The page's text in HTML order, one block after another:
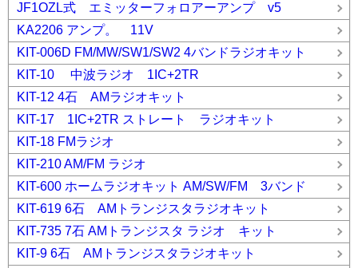
JF1OZL式 エミッターフォロアーアンプ v5
KA2206 アンプ。 11V
KIT-006D FM/MW/SW1/SW2 4バンドラジオキット
KIT-10 中波ラジオ 1IC+2TR
KIT-12 4石 AMラジオキット
KIT-17 1IC+2TR ストレート ラジオキット
KIT-18 FMラジオ
KIT-210 AM/FM ラジオ
KIT-600 ホームラジオキット AM/SW/FM 3バンド
KIT-619 6石 AMトランジスタラジオキット
KIT-735 7石 AMトランジスタ ラジオ キット
KIT-9 6石 AMトランジスタラジオキット